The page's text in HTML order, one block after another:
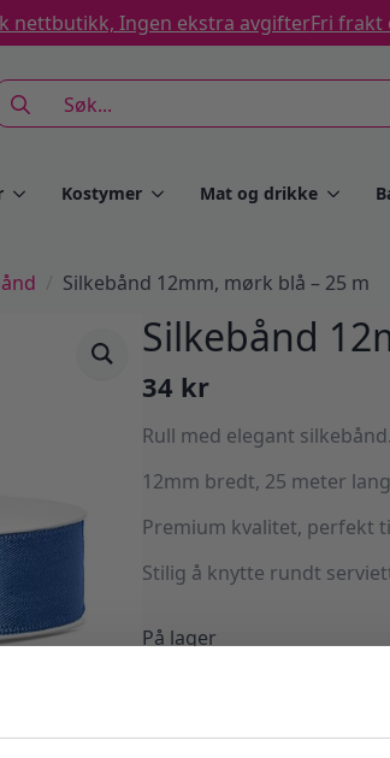
nettbutikk, Ingen ekstra avgifterFri frakt
Kostymer Mat og drikke
Silkebånd 12mm, mørk blå – 25 m
Silkebånd
34 kr
Rull med elegant silkebånd.
12mm bredt, 25 meter
Premium kvalitet, perfekt
Stilig å knytte rundt
På lager
–